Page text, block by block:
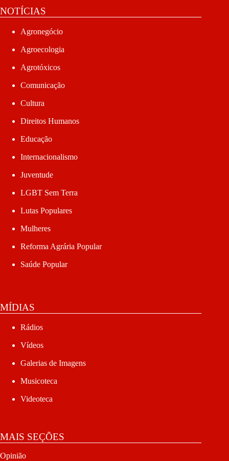
NOTÍCIAS
Agronegócio
Agroecologia
Agrotóxicos
Comunicação
Cultura
Direitos Humanos
Educação
Internacionalismo
Juventude
LGBT Sem Terra
Lutas Populares
Mulheres
Reforma Agrária Popular
Saúde Popular
MÍDIAS
Rádios
Vídeos
Galerias de Imagens
Musicoteca
Videoteca
MAIS SEÇÕES
Opinião